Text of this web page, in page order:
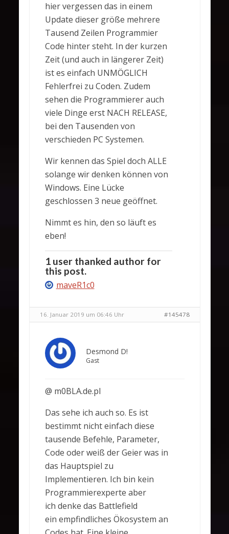
hier vergessen das in einem
Update dieser größe mehrere
Tausend Zeilen Programmier
Code hinter steht. In der kurzen
Zeit (und auch in längerer Zeit)
ist es einfach UNMÖGLICH
Fehlerfrei zu Coden. Zudem
sehen die Programmierer auch
viele Dinge erst NACH RELEASE,
bei den Tausenden von
verschieden PC Systemen.
Wir kennen das Spiel doch ALLE
solange wir denken können von
Windows. Eine Lücke
geschlossen 3 neue geöffnet.
Nimmt es hin, den so läuft es
eben!
1 user thanked author for
this post.
maveR1c0
16. Januar 2019 um 06:46 Uhr #145478
Desmond D!
Gast
@ m0BLA.de.pl
Das sehe ich auch so. Es ist
bestimmt nicht einfach diese
tausende Befehle, Parameter,
Code oder weiß der Geier was in
das Hauptspiel zu
Implementieren. Ich bin kein
Programmierexperte aber
ich denke das Battlefield
ein empfindliches Ökosystem an